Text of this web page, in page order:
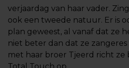
verjaardag van haar vader.
ook een tweede natuur. Er is
plan geweest, al vanaf dat ze
niet beter dan dat ze
met haar broer Tjeerd richt ze